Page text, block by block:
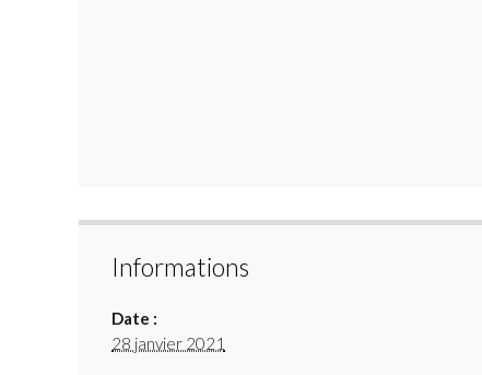
Informations
Date :
28 janvier 2021